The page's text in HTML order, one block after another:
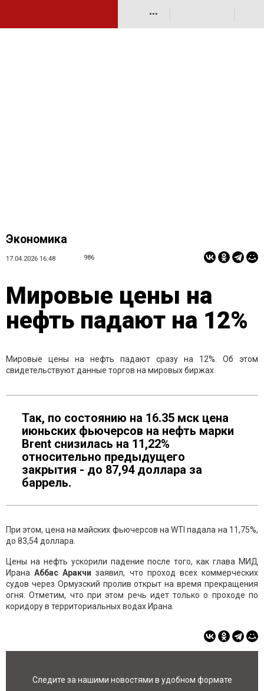
•••
Экономика
17.04.2026 16:48 986
Мировые цены на
нефть падают на 12%
Мировые цены на нефть падают сразу на 12%. Об этом
свидетельствуют данные торгов на мировых биржах.
Так, по состоянию на 16.35 мск цена
июньских фьючерсов на нефть марки
Brent снизилась на 11,22%
относительно предыдущего
закрытия - до 87,94 доллара за
баррель.
При этом, цена на майских фьючерсов на WTI падала на 11,75%,
до 83,54 доллара.
Цены на нефть ускорили падение после того, как глава МИД
ИранаАббас Аракчи заявил, что проход всех коммерческих
судов через Ормузский пролив открыт на время прекращения
огня. Отметим, что при этом речь идет только о проходе по
коридору в территориальных водах Ирана.
Следите за нашими новостями в удобном формате